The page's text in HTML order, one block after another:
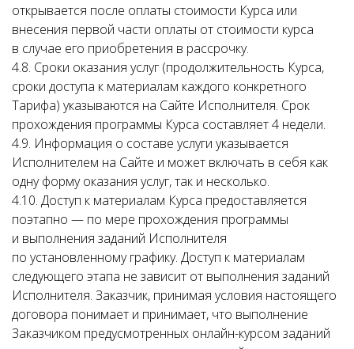
открывается после оплаты стоимости Курса или
внесения первой части оплаты от стоимости курса
в случае его приобретения в рассрочку.
4.8. Сроки оказания услуг (продолжительность Курса,
сроки доступа к материалам каждого конкретного
Тарифа) указываются на Сайте Исполнителя. Срок
прохождения программы Курса составляет 4 недели.
4.9. Информация о составе услуги указывается
Исполнителем на Сайте и может включать в себя как
одну форму оказания услуг, так и несколько.
4.10. Доступ к материалам Курса предоставляется
поэтапно — по мере прохождения программы
и выполнения заданий Исполнителя
по установленному графику. Доступ к материалам
следующего этапа не зависит от выполнения заданий
Исполнителя. Заказчик, принимая условия настоящего
договора понимает и принимает, что выполнение
Заказчиком предусмотренных онлайн-курсом заданий